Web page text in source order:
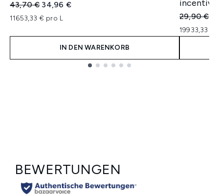
Unverbindliche Preisempfehlung:
43,70 € Aktueller Preis:
34,96 €
11653,33 € pro L
IN DEN WARENKORB
29,90 €
19933,33 €